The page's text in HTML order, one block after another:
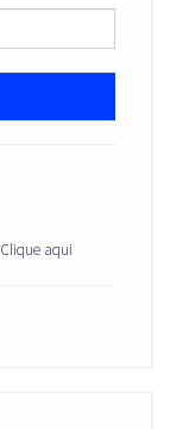
Clique aqui